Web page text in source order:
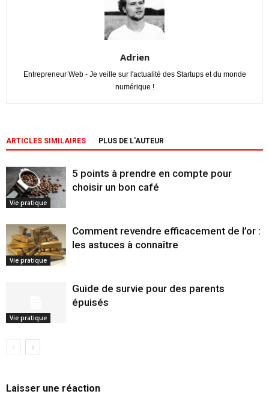
Adrien
Entrepreneur Web - Je veille sur l'actualité des Startups et du monde
numérique !
ARTICLES SIMILAIRES PLUS DE L'AUTEUR
Vie pratique
5 points à prendre en compte pour
choisir un bon café
Vie pratique
Comment revendre efficacement de l’or :
les astuces à connaître
Vie pratique
Guide de survie pour des parents
épuisés
Laisser une réaction